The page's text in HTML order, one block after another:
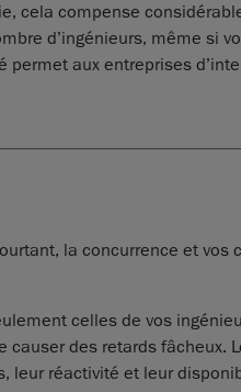
cela compense
d’ingénieurs, même si
aux entreprises
la concurrence et
celles de vos
des retards fâcheux.
réactivité et leur